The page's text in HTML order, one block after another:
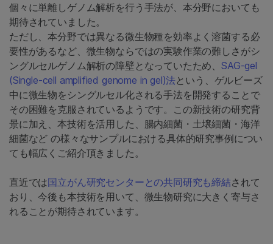
個々に単離しゲノム解析を行う手法が、本分野においても
期待されていました。
ただし、本分野では異なる微生物種を効率よく溶菌する必
要性があるなど、微⽣物ならではの実験作業の難しさがシ
ングルセルゲノム解析の障壁となっていたため、SAG-gel
(Single-cell amplified genome in gel)法という、ゲルビーズ
中に微生物をシングルセル化される手法を開発することで
その困難を克服されているようです。この新技術の研究背
景に加え、本技術を活用した、腸内細菌・土壌細菌・海洋
細菌など の様々なサンプルにおける具体的研究事例につい
ても幅広くご紹介頂きました。
直近では国立がん研究センターとの共同研究も締結されて
おり、今後も本技術を用いて、微生物研究に大きく寄与さ
れることが期待されています。